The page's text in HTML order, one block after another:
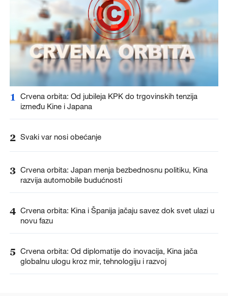
1
Crvena orbita: Od jubileja KPK do trgovinskih tenzija
između Kine i Japana
2 Svaki var nosi obećanje
3 Crvena orbita: Japan menja bezbednosnu politiku, Kina
razvija automobile budućnosti
4 Crvena orbita: Kina i Španija jačaju savez dok svet ulazi u
novu fazu
5 Crvena orbita: Od diplomatije do inovacija, Kina jača
globalnu ulogu kroz mir, tehnologiju i razvoj